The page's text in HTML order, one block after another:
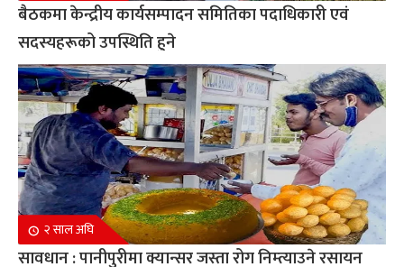
बैठकमा केन्द्रीय कार्यसम्पादन समितिका पदाधिकारी एवं
सदस्यहरूको उपस्थिति हुने
२ साल अघि
सावधान : पानीपुरीमा क्यान्सर जस्ता रोग निम्त्याउने रसायन